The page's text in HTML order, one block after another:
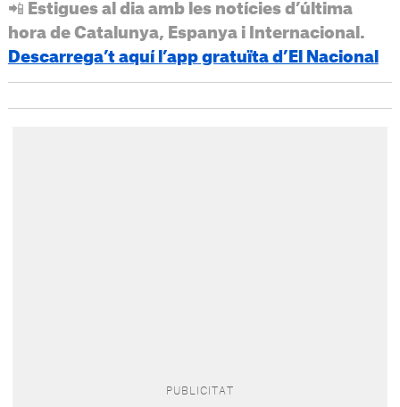
📲 Estigues al dia amb les notícies d’última
hora de Catalunya, Espanya i Internacional.
Descarrega’t aquí l’app gratuïta d’El Nacional